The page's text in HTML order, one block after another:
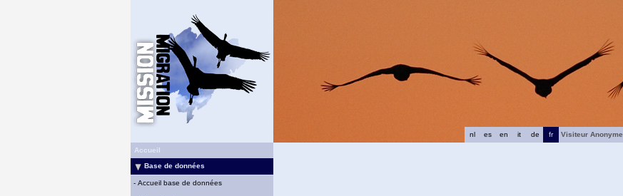
fr
de
it
en
es
nl
Visiteur Anonyme
Accueil
Base de données
- Accueil base de données